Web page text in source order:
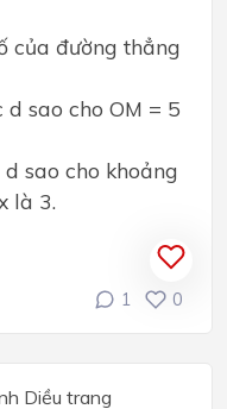
của đường thẳng
sao cho OM = 5
sao cho khoảng
là 3.
1 0
Diều trang